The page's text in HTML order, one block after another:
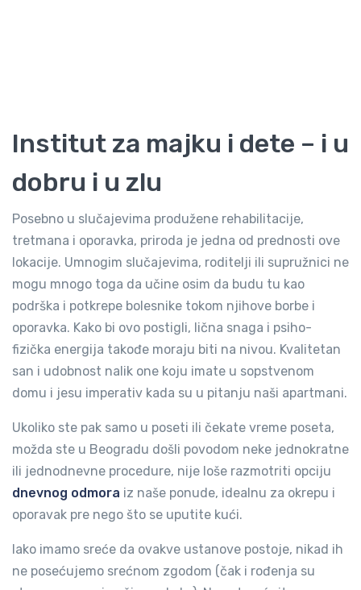
Institut za majku i dete – i u
dobru i u zlu
Posebno u slučajevima produžene rehabilitacije,
tretmana i oporavka, priroda je jedna od prednosti ove
lokacije. Umnogim slučajevima, roditelji ili supružnici ne
mogu mnogo toga da učine osim da budu tu kao
podrška i potkrepe bolesnike tokom njihove borbe i
oporavka. Kako bi ovo postigli, lična snaga i psiho-
fizička energija takođe moraju biti na nivou. Kvalitetan
san i udobnost nalik one koju imate u sopstvenom
domu i jesu imperativ kada su u pitanju naši apartmani.
Ukoliko ste pak samo u poseti ili čekate vreme poseta,
možda ste u Beogradu došli povodom neke jednokratne
ili jednodnevne procedure, nije loše razmotriti opciju
dnevnog odmora iz naše ponude, idealnu za okrepu i
oporavak pre nego što se uputite kući.
Iako imamo sreće da ovakve ustanove postoje, nikad ih
ne posećujemo srećnom zgodom (čak i rođenja su